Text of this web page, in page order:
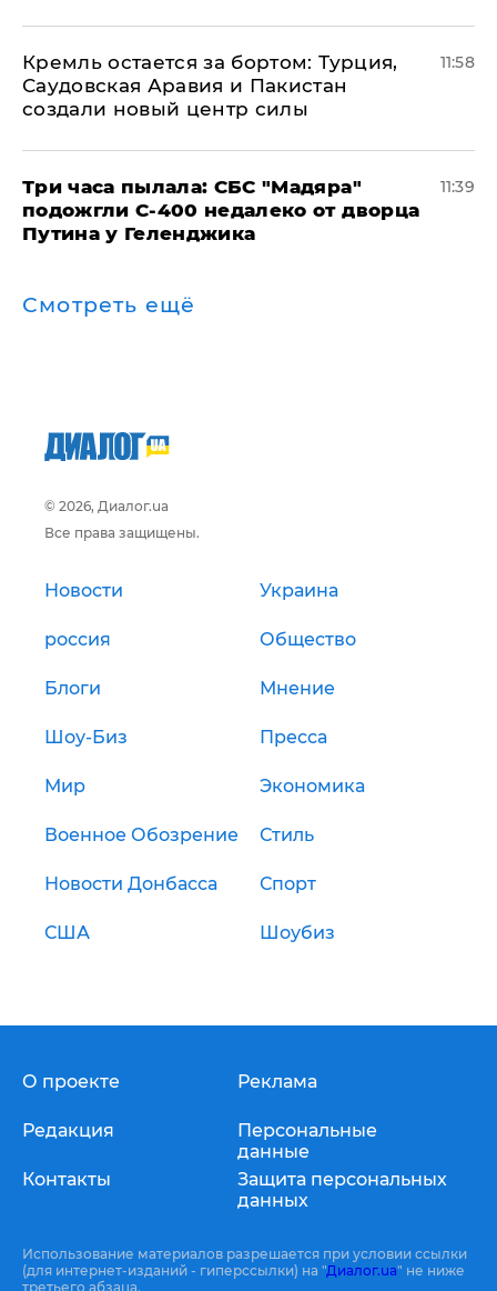
​Кремль остается за бортом: Турция,
Саудовская Аравия и Пакистан
создали новый центр силы
11:58
Три часа пылала: СБС "Мадяра"
подожгли С-400 недалеко от дворца
Путина у Геленджика
11:39
Смотреть ещё
© 2026, Диалог.ua
Все права защищены.
Новости Украина
россия Общество
Блоги Мнение
Шоу-Биз Пресса
Мир Экономика
Военное Обозрение Стиль
Новости Донбасса Спорт
США Шоубиз
О проекте
Редакция
Контакты
Реклама
Персональные
данные
Защита персональных
данных
Использование материалов разрешается при условии ссылки
(для интернет-изданий - гиперссылки) на "Диалог.ua" не ниже
третьего абзаца.